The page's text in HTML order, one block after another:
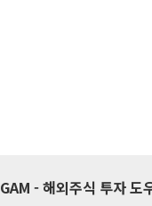
GAM - 해외주식 투자 도